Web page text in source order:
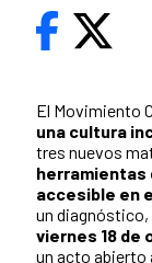
El Movimiento
una cultura
tres nuevos
herramientas
accesible en
un diagnóstico,
viernes 18 de
un acto abierto